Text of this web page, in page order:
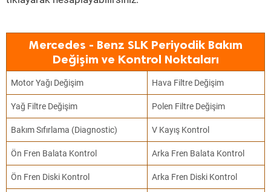
Mercedes - Benz SLK Periyodik Bakım
Değişim ve Kontrol Noktaları
Motor Yağı Değişim Hava Filtre Değişim
Yağ Filtre Değişim Polen Filtre Değişim
Bakım Sıfırlama (Diagnostic) V Kayış Kontrol
Ön Fren Balata Kontrol Arka Fren Balata Kontrol
Ön Fren Diski Kontrol Arka Fren Diski Kontrol